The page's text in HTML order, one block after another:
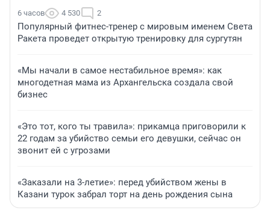
6 часов 4 530 2
Популярный фитнес-тренер с мировым именем Света
Ракета проведет открытую тренировку для сургутян
«Мы начали в самое нестабильное время»: как
многодетная мама из Архангельска создала свой
бизнес
«Это тот, кого ты травила»: прикамца приговорили к
22 годам за убийство семьи его девушки, сейчас он
звонит ей с угрозами
«Заказали на 3-летие»: перед убийством жены в
Казани турок забрал торт на день рождения сына